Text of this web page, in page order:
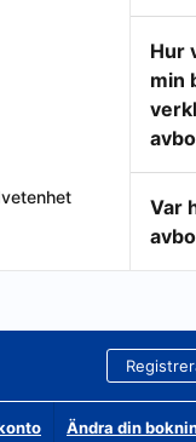
Hur
min
Var
Ändra din